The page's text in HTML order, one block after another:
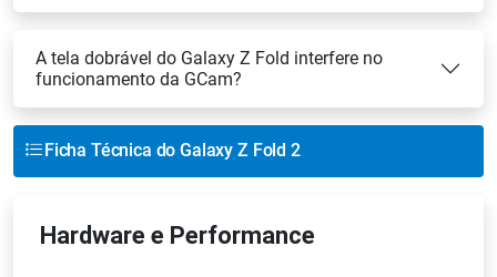
A tela dobrável do Galaxy Z Fold interfere no
funcionamento da GCam?
Ficha Técnica do Galaxy Z Fold 2
Hardware e Performance